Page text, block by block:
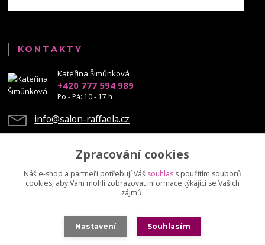
KONTAKTY
Kateřina Šimůnková
+420 777 594 989
Po - Pá: 10 - 17 h
info@salon-raffaela.cz
Upravit sběr cookies.
© Mgr. Kateřina Šimůnková, 2023 - další šíření našich fotek je chráněno
autorskými právy
Zpracování cookies
Náš e-shop a partneři potřebují Váš souhlas s použitím souborů
cookies, aby Vám mohli zobrazovat informace týkající se Vašich
zájmů.
Nastavení Souhlasím